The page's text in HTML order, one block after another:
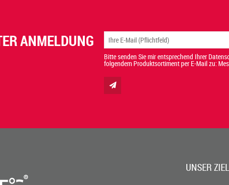
ANMELDUNG
Bitte senden Sie mir entsprechend Ihrer
folgendem Produktsortiment per E-Mail zu:
UNSER